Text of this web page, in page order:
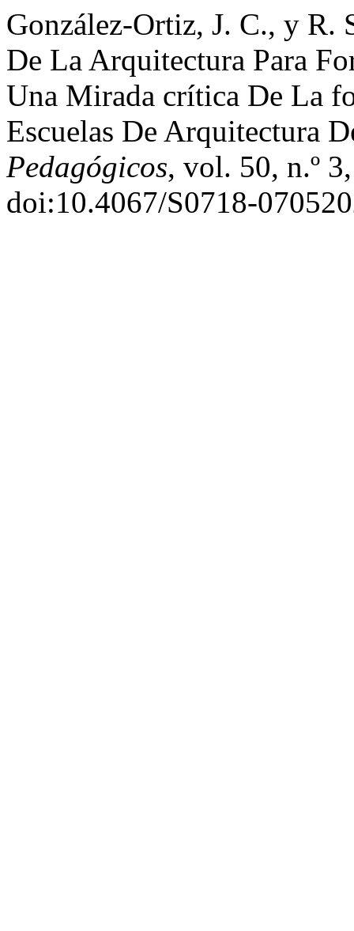
González-Ortiz, J. C., y
De La Arquitectura Para
Una Mirada crítica De La
Escuelas De Arquitectura
Pedagógicos, vol. 50, n.º
doi:10.4067/S0718-